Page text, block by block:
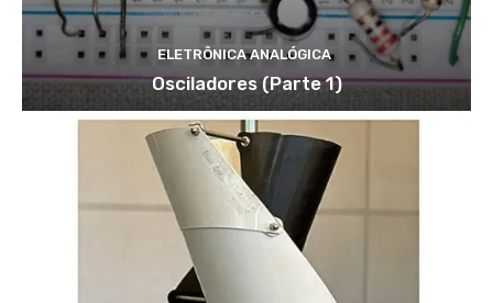
ELETRÔNICA ANALÓGICA
Osciladores (Parte 1)